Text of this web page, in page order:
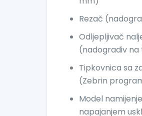
Rezač
Odljepljivač
(nadogradiv
Tipkovnica sa
(Zebrin
Model
napajanjem